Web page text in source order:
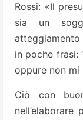
Rossi: «Il
sia un
in poche frasi:
oppure non mi
Ciò con